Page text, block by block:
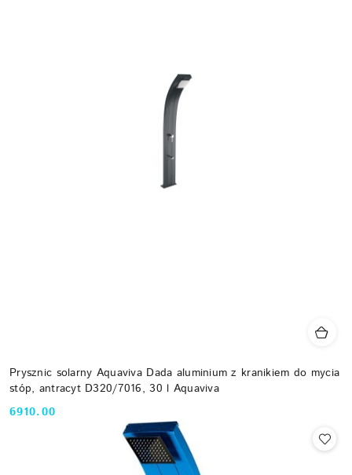
Prysznic solarny Aquaviva Dada aluminium z kranikiem do mycia
stóp, antracyt D320/7016, 30 l Aquaviva
Cena:
6910.00